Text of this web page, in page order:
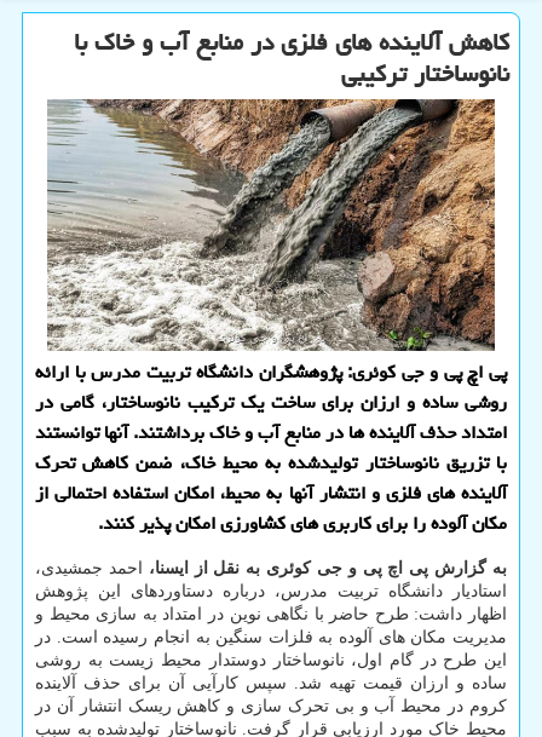
كاهش آلاینده های فلزی در منابع آب و خاك با
نانوساختار تركیبی
پی اچ پی و جی كوئری: پژوهشگران دانشگاه تربیت مدرس با ارائه
روشی ساده و ارزان برای ساخت یك تركیب نانوساختار، گامی در
امتداد حذف آلاینده ها در منابع آب و خاك برداشتند. آنها توانستند
با تزریق نانوساختار تولیدشده به محیط خاك، ضمن كاهش تحرك
آلاینده های فلزی و انتشار آنها به محیط، امكان استفاده احتمالی از
مكان آلوده را برای كاربری های كشاورزی امكان پذیر كنند.
به گزارش پی اچ پی و جی کوئری به نقل از ایسنا،
احمد جمشیدی،
استادیار دانشگاه تربیت مدرس، درباره دستاوردهای این پژوهش
اظهار داشت: طرح حاضر با نگاهی نوین در امتداد به سازی محیط و
مدیریت مکان های آلوده به فلزات سنگین به انجام رسیده است. در
این طرح در گام اول، نانوساختار دوستدار محیط زیست به روشی
ساده و ارزان قیمت تهیه شد. سپس کارآیی آن برای حذف آلاینده
کروم در محیط آب و بی تحرک سازی و کاهش ریسک انتشار آن در
محیط خاک مورد ارزیابی قرار گرفت. نانوساختار تولیدشده به سبب